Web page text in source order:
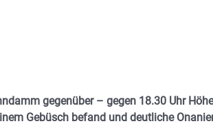
gegenüber – gegen 18.30 Uhr Höhe
Gebüsch befand und deutliche